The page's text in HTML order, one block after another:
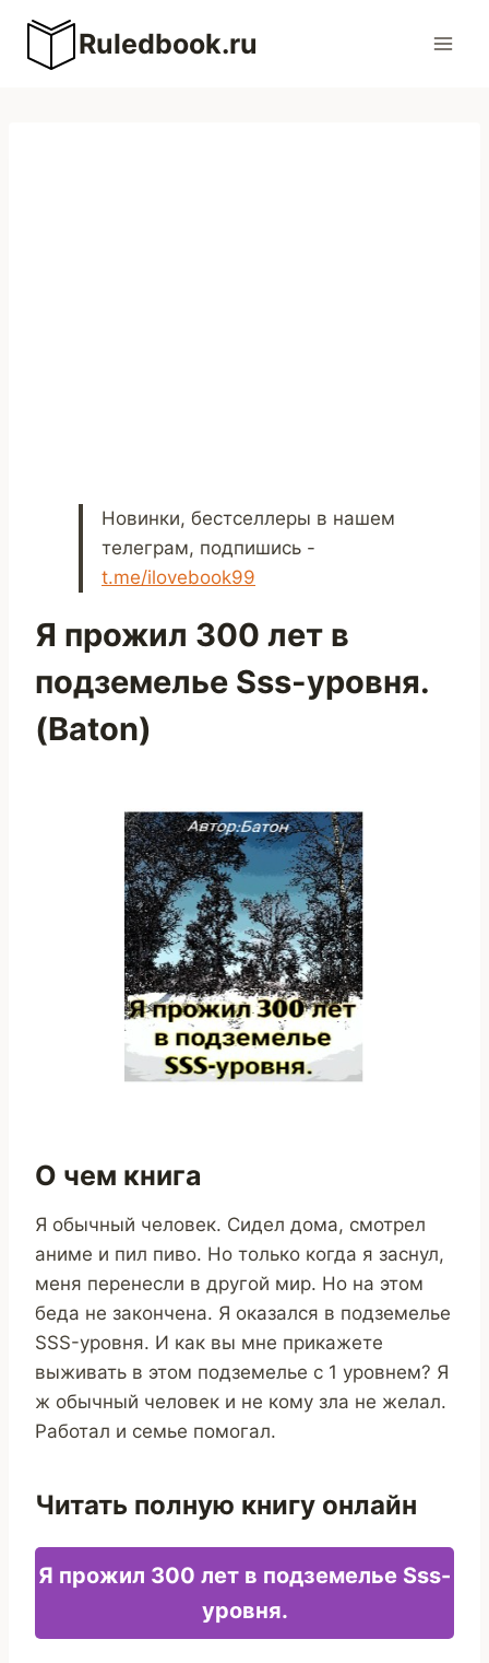
Перейти
содержимому
Ruledbook.ru
Новинки, бестселлеры в нашем
телеграм, подпишись -
t.me/ilovebook99
Я прожил 300 лет в
подземелье Sss-уровня.
(Baton)
О чем книга
Я обычный человек. Сидел дома, смотрел
аниме и пил пиво. Но только когда я заснул,
меня перенесли в другой мир. Но на этом
беда не закончена. Я оказался в подземелье
SSS-уровня. И как вы мне прикажете
выживать в этом подземелье с 1 уровнем? Я
ж обычный человек и не кому зла не желал.
Работал и семье помогал.
Читать полную книгу онлайн
Я прожил 300 лет в подземелье Sss-
уровня.